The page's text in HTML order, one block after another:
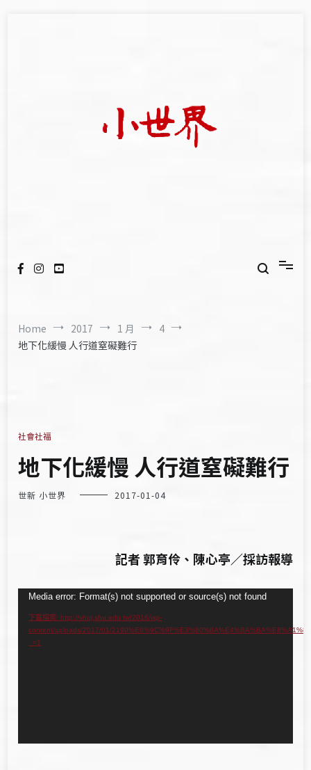
Home 2017 1 月
4
地下化緩慢 人行道窒礙難行
社會社福
地下化緩慢 人行道窒礙難行
世新 小世界 2017-01-04
記者 郭育伶、陳心亭／採訪報導
訊
播
Media error: Format(s) not supported or source(s) not found
下載檔案: http://shuj.shu.edu.tw/2016/wp-
content/uploads/2017/01/
_=1